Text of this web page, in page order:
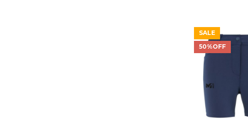
SALE
50%OFF